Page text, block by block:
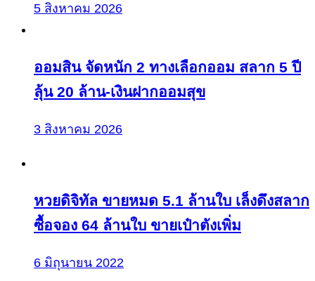
5 สิงหาคม 2026
ออมสิน จัดหนัก 2 ทางเลือกออม สลาก 5 ปี
ลุ้น 20 ล้าน-เงินฝากออมสุข
3 สิงหาคม 2026
หวยดิจิทัล ขายหมด 5.1 ล้านใบ เล็งดึงสลาก
ซื้อจอง 64 ล้านใบ ขายเป๋าตังเพิ่ม
6 มิถุนายน 2022